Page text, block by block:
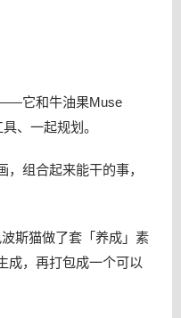
它和牛油果Muse
、一起规划。
组合起来能干的事，
斯猫做了套「养成」素
成，再打包成一个可以